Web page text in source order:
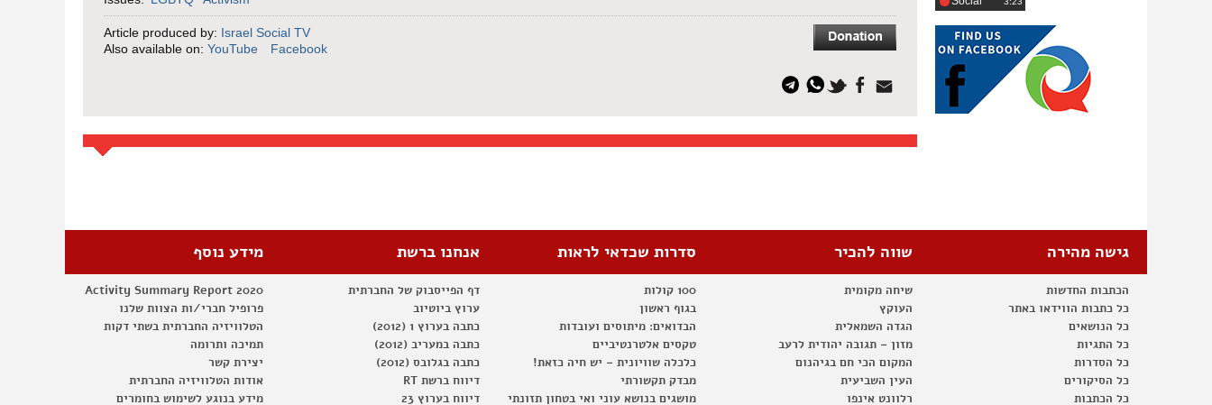
Article produced by: Israel Social TV
Also available on: YouTube Facebook
גישה מהירה
הכתבות החדשות
כל כתבות הווידאו באתר
כל הנושאים
כל התגיות
כל הסדרות
כל הסיקורים
כל הכתבות
שווה להכיר
שיחה מקומית
העוקץ
הגדה השמאלית
מזון – תגובה יהודית לרעב
המקום הכי חם בגיהנום
העין השביעית
רלוונט אינפו
סדרות שכדאי לראות
100 קולות
בגוף ראשון
הבדואים: מיתוסים ועובדות
טקסים אלטרנטיביים
כלכלה שוויונית – יש חיה כזאת!
מבדק תקשורתי
מושגים בנושא עוני ואי בטחון תזונתי
אנחנו ברשת
דף הפייסבוק של החברתית
ערוץ ביוטיוב
כתבה בערוץ 1 (2012)
כתבה במעריב (2012)
כתבה בגלובס (2012)
דיווח ברשת RT
דיווח בערוץ 23
מידע נוסף
Activity Summary Report 2020
פרופיל חברי/ות הצוות שלנו
הטלוויזיה החברתית בשתי דקות
תמיכה ותרומה
יצירת קשר
אודות הטלוויזיה החברתית
מידע בנוגע לשימוש בחומרים